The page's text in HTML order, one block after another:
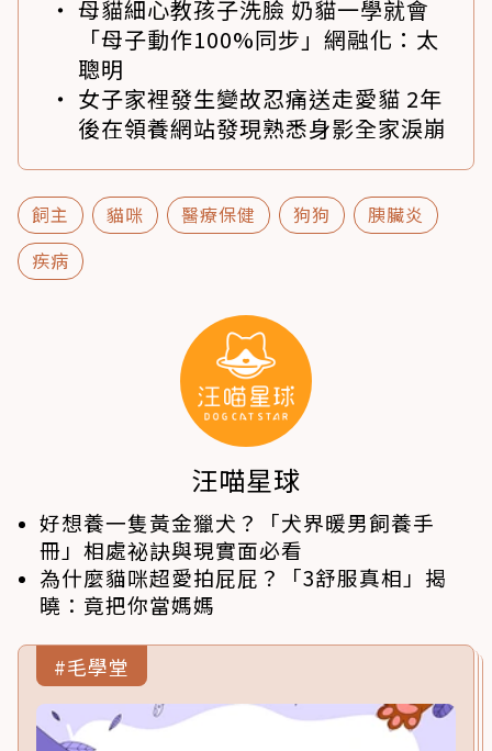
母貓細心教孩子洗臉 奶貓一學就會
「母子動作100%同步」網融化：太
聰明
女子家裡發生變故忍痛送走愛貓 2年
後在領養網站發現熟悉身影全家淚崩
飼主 貓咪 醫療保健 狗狗
胰臟炎
疾病
汪喵星球
好想養一隻黃金獵犬？「犬界暖男飼養手
冊」相處祕訣與現實面必看
為什麼貓咪超愛拍屁屁？「3舒服真相」揭
曉：竟把你當媽媽
#毛學堂